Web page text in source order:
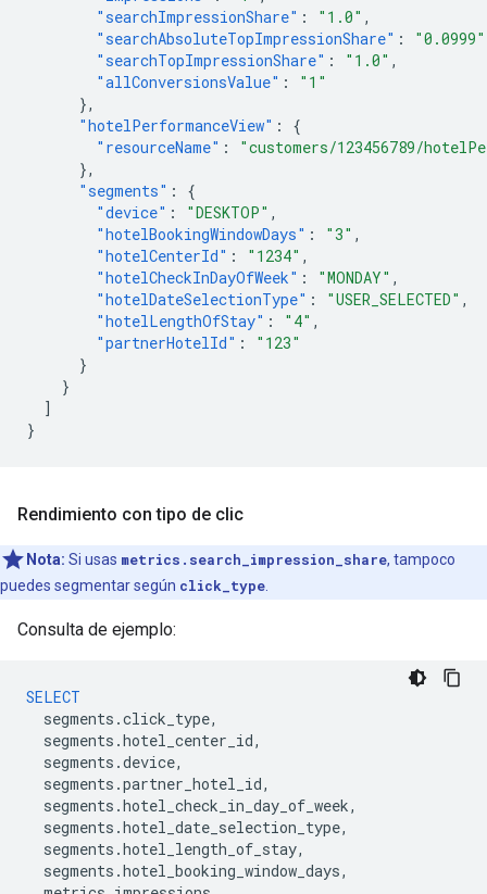
"searchImpressionShare" : "1.0" ,
"searchAbsoluteTopImpressionShare" : "0.0999"
"searchTopImpressionShare" : "1.0" ,
"allConversionsValue" :
"1"
},
"hotelPerformanceView" :
{
"resourceName" :
"customers/123456789/
},
"segments" :
{
"device" : "DESKTOP" ,
"hotelBookingWindowDays" : "3" ,
"hotelCenterId" : "1234" ,
"hotelCheckInDayOfWeek" : "MONDAY" ,
"hotelDateSelectionType" : "USER_SELECTED" ,
"hotelLengthOfStay" : "4" ,
"partnerHotelId" :
"123"
}
}
]
}
Rendimiento con tipo de clic
Nota: Si usas metrics.search_impression_share, tampoco
puedes segmentar según click_type
Consulta de ejemplo:
SELECT
segments .click_type,
segments .hotel_center_id,
segments .device,
segments .partner_hotel_id,
segments .hotel_check_in_day_of_week,
segments .hotel_date_selection_type,
segments .hotel_length_of_stay,
segments .hotel_booking_window_days,